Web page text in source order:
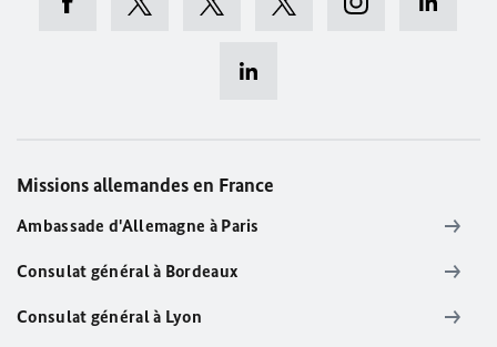
Missions allemandes en France
Ambassade d'Allemagne à Paris
Consulat général à Bordeaux
Consulat général à Lyon